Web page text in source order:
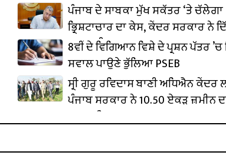
ਪੰਜਾਬ ਦੇ ਸਾਬਕਾ ਮੁੱਖ ਸਕੱਤਰ ‘ਤੇ ਚੱਲੇਗਾ
ਭ੍ਰਿਸ਼ਟਾਚਾਰ ਦਾ ਕੇਸ, ਕੇਂਦਰ ਸਰਕਾਰ ਨੇ
ਪ੍ਰਵਾਨਗੀ
8ਵੀਂ ਦੇ ਵਿਗਿਆਨ ਵਿਸ਼ੇ ਦੇ ਪ੍ਰਸ਼ਨ ਪੱਤਰ ’ਚ
ਸਵਾਲ ਪਾਉਣੇ ਭੁੱਲਿਆ PSEB
ਸ੍ਰੀ ਗੁਰੂ ਰਵਿਦਾਸ ਬਾਣੀ ਅਧਿਐਨ
ਪੰਜਾਬ ਸਰਕਾਰ ਨੇ 10.50 ਏਕੜ ਜ਼ਮੀਨ
ਕਬਜ਼ਾ ਲਿਆ